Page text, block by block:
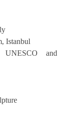
Istanbul
and